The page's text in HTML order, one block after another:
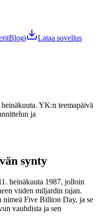
Blogi Lataa sovellus
YK:n teemapäivä
ja
synty
heinäkuuta 1987, jolloin
viiden miljardin rajan.
nimeä Five Billion Day, ja se
vauhdista ja sen